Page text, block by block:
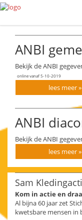
ANBI
Bekijk de ANBI
online vanaf 5-10-2019
lees meer »
ANBI
Bekijk de ANBI
lees meer »
Sam
Kom in actie en
Al bijna 60 jaar zet
kwetsbare mensen in